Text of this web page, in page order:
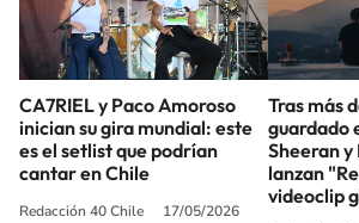
CA7RIEL y Paco Amoroso
inician su gira mundial: este
es el setlist que podrían
cantar en Chile
Redacción 40 Chile 17/05/2026
Tras más
guardado
Sheeran
lanzan
videoclip